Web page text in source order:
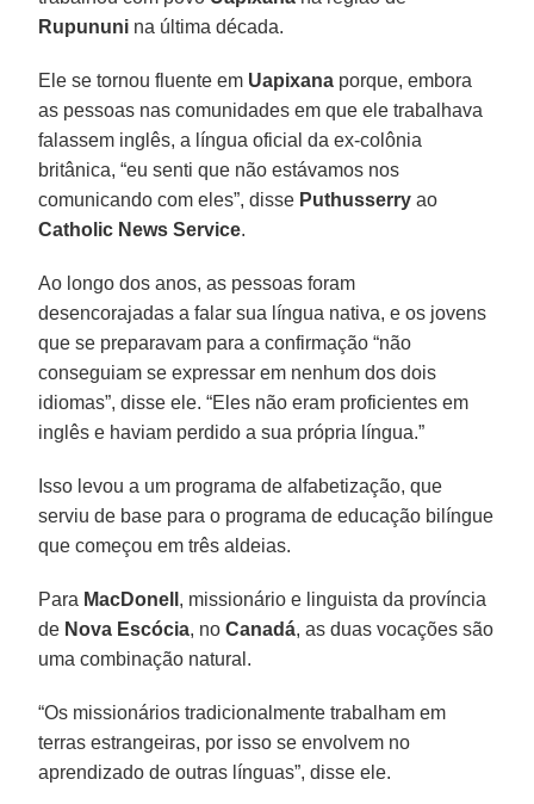
Rupununi na última década.
Ele se tornou fluente em Uapixana porque, embora
as pessoas nas comunidades em que ele trabalhava
falassem inglês, a língua oficial da ex-colônia
britânica, “eu senti que não estávamos nos
comunicando com eles”, disse Puthusserry ao
Catholic News Service.
Ao longo dos anos, as pessoas foram
desencorajadas a falar sua língua nativa, e os jovens
que se preparavam para a confirmação “não
conseguiam se expressar em nenhum dos dois
idiomas”, disse ele. “Eles não eram proficientes em
inglês e haviam perdido a sua própria língua.”
Isso levou a um programa de alfabetização, que
serviu de base para o programa de educação bilíngue
que começou em três aldeias.
Para MacDonell , missionário e linguista da província
de Nova Escócia, noCanadá, as duas vocações são
uma combinação natural.
“Os missionários tradicionalmente trabalham em
terras estrangeiras, por isso se envolvem no
aprendizado de outras línguas”, disse ele.